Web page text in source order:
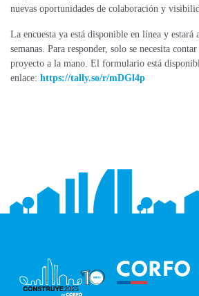
nuevas oportunidades de colaboración y
La encuesta ya está disponible en línea y estará
semanas. Para responder, solo se necesita
proyecto a la mano. El formulario está
enlace: https://tally.so/r/mDGl4p